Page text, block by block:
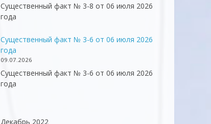
Существенный факт № 3-8 от 06 июля 2026
года
Существенный факт № 3-6 от 06 июля 2026
года
09.07.2026
Существенный факт № 3-6 от 06 июля 2026
года
Декабрь 2022